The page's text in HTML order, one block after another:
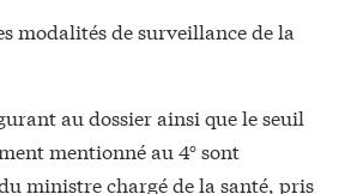
modalités de surveillance de la
au dossier ainsi que le seuil
mentionné au 4° sont
ministre chargé de la santé, pris